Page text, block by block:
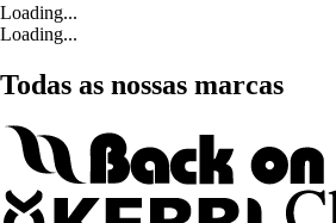
Loading...
Loading...
Todas as nossas marcas